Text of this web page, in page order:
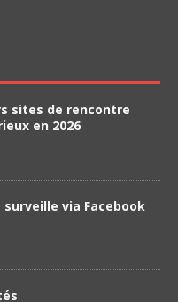
sites de rencontre
en 2026
via Facebook